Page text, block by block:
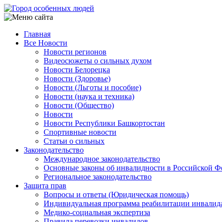
Перейти
к
содержанию
Main
navigation
Главная
Все Новости
Новости регионов
Видеосюжеты о сильных духом
Новости Белорецка
Новости (Здоровье)
Новости (Льготы и пособие)
Новости (наука и техника)
Новости (Общество)
Новости
Новости Республики Башкортостан
Спортивные новости
Статьи о сильных
Законодательство
Международное законодательство
Основные законы об инвалидности в Российской
Региональное законодательство
Защита прав
Вопросы и ответы (Юридическая помощь)
Индивидуальная программа реабилитации
Медико-социальная экспертиза